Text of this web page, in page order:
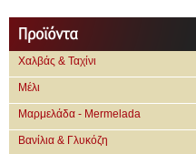
Χαλβάς & Ταχίνι
Μέλι
Μαρμελάδα - Mermelada
Βανίλια & Γλυκόζη